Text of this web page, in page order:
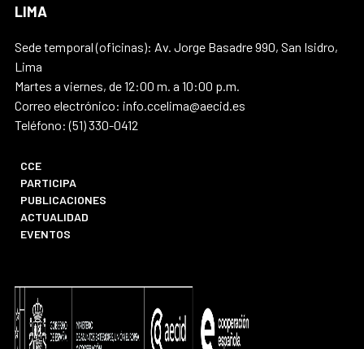
LIMA
Sede temporal (oficinas): Av. Jorge Basadre 990, San Isidro,
Lima
Martes a viernes, de 12:00 m. a 10:00 p.m.
Correo electrónico: info.ccelima@aecid.es
Teléfono: (51) 330-0412
CCE
PARTICIPA
PUBLICACIONES
ACTUALIDAD
EVENTOS